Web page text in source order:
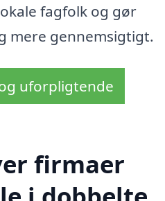
fagfolk og gør
mere gennemsigtigt.
uforpligtende
firmaer